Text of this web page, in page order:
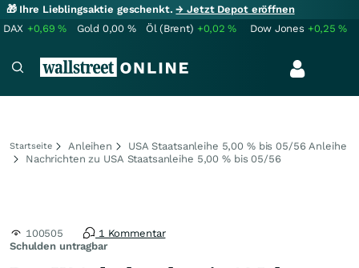
🎁 Ihre Lieblingsaktie geschenkt.→ Jetzt Depot eröffnen
DAX +0,69% Gold 0,00 % Öl (Brent) +0,02% Dow Jones +0,25%
Startseite Anleihen
USA Staatsanleihe 5,00 % bis 05/56 Anleihe
Nachrichten zu USA Staatsanleihe 5,00 % bis 05/56
Schulden untragbar
100505 1 Kommentar